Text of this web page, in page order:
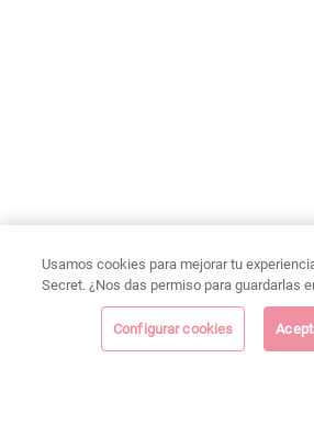
Usamos cookies para mejorar tu
Secret. ¿Nos das permiso para guardarlas
Configurar cookies